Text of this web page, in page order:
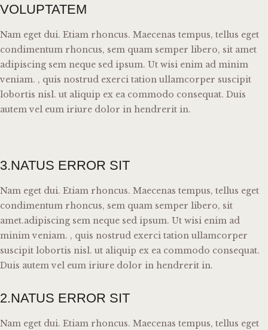
VOLUPTATEM
Nam eget dui. Etiam rhoncus. Maecenas tempus, tellus eget
condimentum rhoncus, sem quam semper libero, sit amet
adipiscing sem neque sed ipsum. Ut wisi enim ad minim
veniam. , quis nostrud exerci tation ullamcorper suscipit
lobortis nisl. ut aliquip ex ea commodo consequat. Duis
autem vel eum iriure dolor in hendrerit in.
3.NATUS ERROR SIT
Nam eget dui. Etiam rhoncus. Maecenas tempus, tellus eget
condimentum rhoncus, sem quam semper libero, sit
amet.adipiscing sem neque sed ipsum. Ut wisi enim ad
minim veniam. , quis nostrud exerci tation ullamcorper
suscipit lobortis nisl. ut aliquip ex ea commodo consequat.
Duis autem vel eum iriure dolor in hendrerit in.
2.NATUS ERROR SIT
Nam eget dui. Etiam rhoncus. Maecenas tempus, tellus eget